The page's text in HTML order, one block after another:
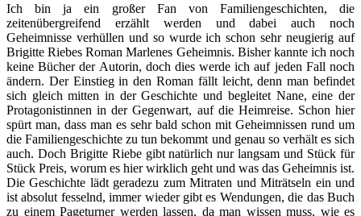
Ich bin ja ein großer Fan von Familiengeschichten, die
zeitenübergreifend erzählt werden und dabei auch noch
Geheimnisse verhüllen und so wurde ich schon sehr neugierig auf
Brigitte Riebes Roman Marlenes Geheimnis. Bisher kannte ich noch
keine Bücher der Autorin, doch dies werde ich auf jeden Fall noch
ändern. Der Einstieg in den Roman fällt leicht, denn man befindet
sich gleich mitten in der Geschichte und begleitet Nane, eine der
Protagonistinnen in der Gegenwart, auf die Heimreise. Schon hier
spürt man, dass man es sehr bald schon mit Geheimnissen rund um
die Familiengeschichte zu tun bekommt und genau so verhält es sich
auch. Doch Brigitte Riebe gibt natürlich nur langsam und Stück für
Stück Preis, worum es hier wirklich geht und was das Geheimnis ist.
Die Geschichte lädt geradezu zum Mitraten und Miträtseln ein und
ist absolut fesselnd, immer wieder gibt es Wendungen, die das Buch
zu einem Pageturner werden lassen, da man wissen muss, wie es